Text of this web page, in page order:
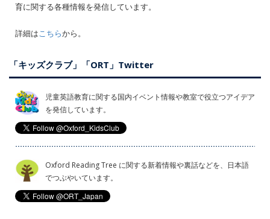
育に関する各種情報を発信しています。
詳細はこちらから。
「キッズクラブ」「ORT」Twitter
児童英語教育に関する国内イベント情報や教室で役立つアイデア
を発信しています。
Oxford Reading Tree に関する新着情報や裏話などを、日本語
でつぶやいています。